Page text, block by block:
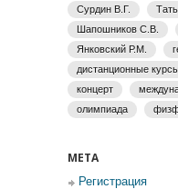
Сурдин В.Г.
Шапошников С.В.
Янковский Р.М.
дистанционные
концерт
олимпиада
МЕТА
Регистрация